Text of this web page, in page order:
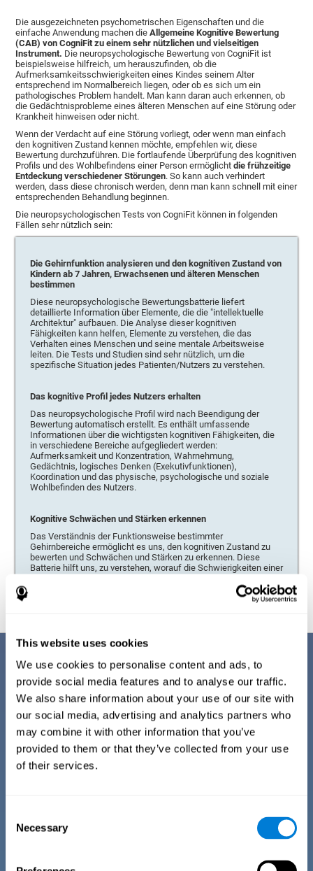
This website uses cookies
We use cookies to personalise content and ads, to
provide social media features and to analyse our traffic.
We also share information about your use of our site with
our social media, advertising and analytics partners who
may combine it with other information that you’ve
provided to them or that they’ve collected from your use
of their services.
Selection
Necessary
Die ausgezeichneten psychometrischen Eigenschaften und die
einfache Anwendung machen dieAllgemeine Kognitive Bewertung
(CAB) von CogniFit zu einem sehr nützlichen und vielseitigen
Instrument. Die neuropsychologische Bewertung von CogniFit ist
beispielsweise hilfreich, um herauszufinden, ob die
Aufmerksamkeitsschwierigkeiten eines Kindes seinem Alter
entsprechend im Normalbereich liegen, oder ob es sich um ein
pathologisches Problem handelt. Man kann daran auch erkennen, ob
die Gedächtnisprobleme eines älteren Menschen auf eine Störung oder
Krankheit hinweisen oder nicht.
Wenn der Verdacht auf eine Störung vorliegt, oder wenn man einfach
den kognitiven Zustand kennen möchte, empfehlen wir, diese
Bewertung durchzuführen. Die fortlaufende Überprüfung des kognitiven
Profils und des Wohlbefindens einer Person ermöglichtdie frühzeitige
Entdeckung verschiedener Störungen. So kann auch verhindert
werden, dass diese chronisch werden, denn man kann schnell mit einer
entsprechenden Behandlung beginnen.
Die neuropsychologischen Tests von CogniFit können in folgenden
Fällen sehr nützlich sein:
Die Gehirnfunktion analysieren und den kognitiven Zustand von
Kindern ab 7 Jahren, Erwachsenen und älteren Menschen
bestimmen
Diese neuropsychologische Bewertungsbatterie liefert
detaillierte Information über Elemente, die die "intellektuelle
Architektur" aufbauen. Die Analyse dieser kognitiven
Fähigkeiten kann helfen, Elemente zu verstehen, die das
Verhalten eines Menschen und seine mentale Arbeitsweise
leiten. Die Tests und Studien sind sehr nützlich, um die
spezifische Situation jedes Patienten/Nutzers zu verstehen.
Das kognitive Profil jedes Nutzers erhalten
Das neuropsychologische Profil wird nach Beendigung der
Bewertung automatisch erstellt. Es enthält umfassende
Informationen über die wichtigsten kognitiven Fähigkeiten, die
in verschiedene Bereiche aufgegliedert werden:
Aufmerksamkeit und Konzentration, Wahrnehmung,
Gedächtnis, logisches Denken (Exekutivfunktionen),
Koordination und das physische, psychologische und soziale
Wohlbefinden des Nutzers.
Kognitive Schwächen und Stärken erkennen
Das Verständnis der Funktionsweise bestimmter
Gehirnbereiche ermöglicht es uns, den kognitiven Zustand zu
bewerten und Schwächen und Stärken zu erkennen. Diese
Batterie hilft uns, zu verstehen, worauf die Schwierigkeiten einer
Beschreibung des Fragebogens über
Wohlbefinden
Um den Gesundheitszustand einer Person als gut zu bewerten, darf
keine Abweichung in den drei Bereichen des Wohlbefindens
Deshalb wird in der Allgemeinen Kognitiven Bewertung
von CogniFit (CAB) als Erstes ein Fragebogen mit einem Screening
durchgeführt, mit dem Störungen in allen drei Bereichen des
Wohlbefindens erkannt werden können, wobei bei den entsprechenden
Antworten auch das Alter berücksichtigt wird.
sind Faktoren, die das physische Wohlbefinden bestimmen und
ebenfalls Voraussetzung für eine gute kognitive Leistung sind.